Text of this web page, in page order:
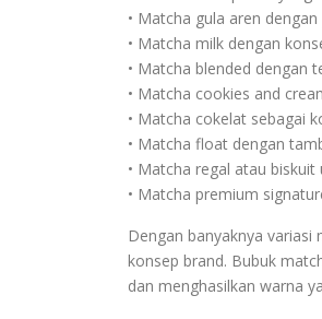
• Matcha gula aren
• Matcha milk dengan
• Matcha blended dengan
• Matcha cookies and
• Matcha cokelat sebagai
• Matcha float dengan
• Matcha regal atau
• Matcha premium
Dengan banyaknya
konsep brand. Bubuk
dan menghasilkan warna